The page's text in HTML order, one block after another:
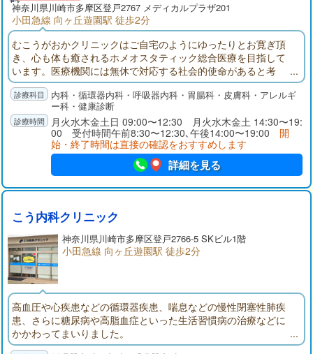
神奈川県川崎市多摩区登戸2767 メディカルプラザ201
小田急線 向ヶ丘遊園駅 徒歩2分
むこうがおかクリニックはご自宅のようにゆったりとお寛ぎ頂
き、心も体も癒されるホメオスタティック総合医療を目指して
います。医療機関には無休で対応する社会的使命があると考
え、土日祝日も含め、午前は年中無休（年末年始除く）で診療
いたします。保険診療ではございませんが、医学的に高度にハ
ーモナイズされた各種点滴に、酸素ルームでの準高圧酸素治療
を組み合わせることにより体の中からの調和を目指していただ
内科・循環器内科・呼吸器内科・胃腸科・皮膚科・アレルギ
ー科・健康診断
月火水木金土日 09:00〜12:30 月火水木金土 14:30〜19:
00 受付時間午前8:30〜12:30､午後14:00〜19:00 開
始・終了時間は直接の確認をおすすめします
詳細を見る
こう内科クリニック
神奈川県川崎市多摩区登戸2766-5 SKビル1階
小田急線 向ヶ丘遊園駅 徒歩2分
高血圧や心疾患などの循環器疾患、喘息などの慢性閉塞性肺疾
患、さらに糖尿病や高脂血症といった生活習慣病の治療などに
かかわってまいりました。